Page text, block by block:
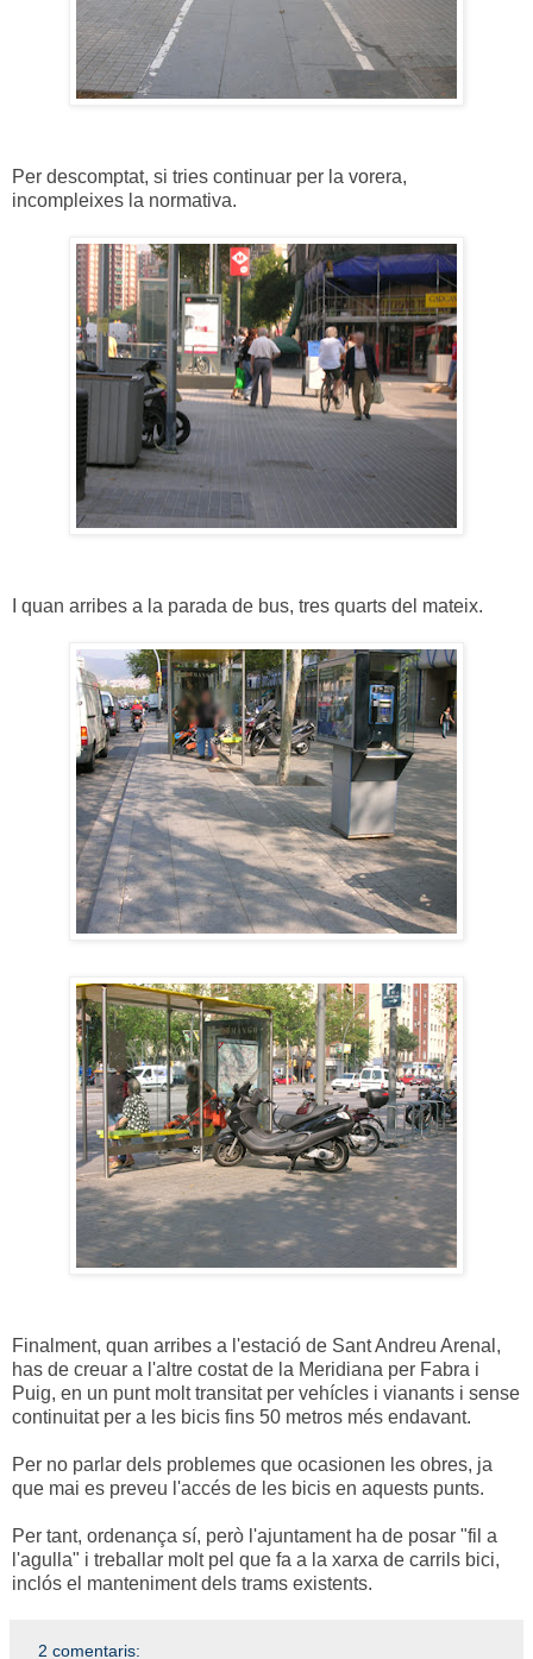
Per descomptat, si tries continuar per la vorera,
incompleixes la normativa.
I quan arribes a la parada de bus, tres quarts del mateix.
Finalment, quan arribes a l'estació de Sant Andreu Arenal,
has de creuar a l'altre costat de la Meridiana per Fabra i
Puig, en un punt molt transitat per vehícles i vianants i sense
continuitat per a les bicis fins 50 metros més endavant.
Per no parlar dels problemes que ocasionen les obres, ja
que mai es preveu l'accés de les bicis en aquests punts.
Per tant, ordenança sí, però l'ajuntament ha de posar "fil a
l'agulla" i treballar molt pel que fa a la xarxa de carrils bici,
inclós el manteniment dels trams existents.
2 comentaris: